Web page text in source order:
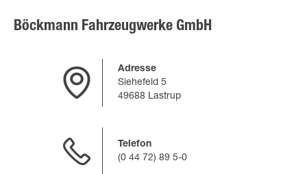
Böckmann Fahrzeugwerke GmbH
Adresse
Siehefeld 5
49688 Lastrup
Telefon
(0 44 72) 89 5-0